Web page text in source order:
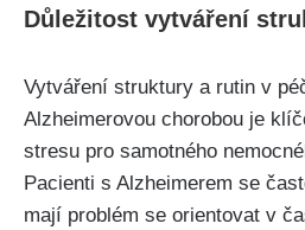
Důležitost vytváření
Vytváření struktury a rutin v
Alzheimerovou chorobou je
stresu pro samotného
Pacienti s Alzheimerem se
mají problém se orientovat v